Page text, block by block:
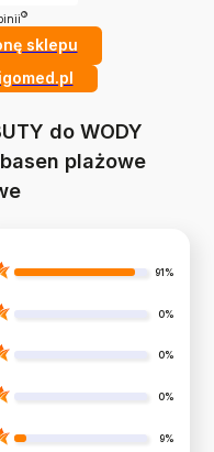
?
sklepu
do WODY
basen plażowe
91%
0%
0%
0%
9%